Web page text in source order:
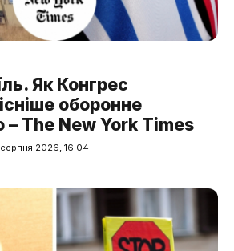
Як Конгрес
оборонне
– The New York Times
2026, 16:04